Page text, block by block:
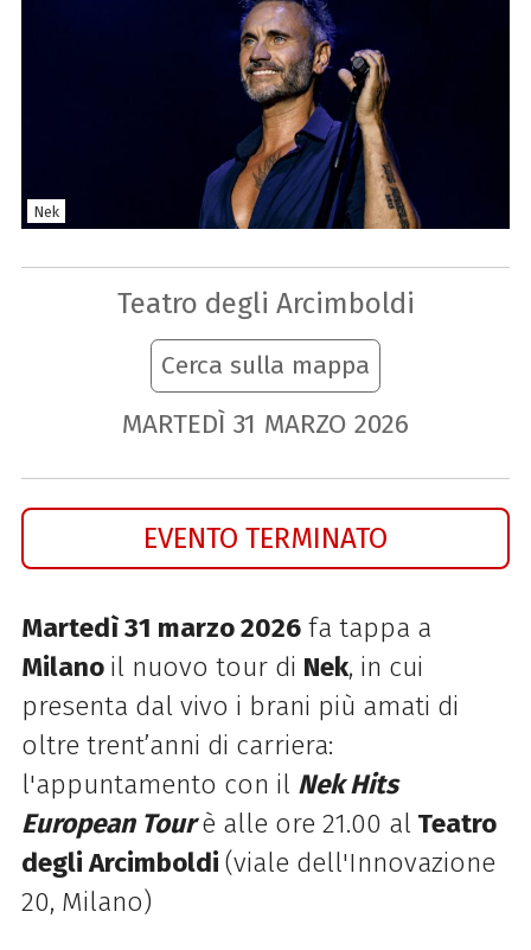
Nek
Teatro degli Arcimboldi
Cerca sulla mappa
MARTEDÌ 31 MARZO 2026
EVENTO TERMINATO
Martedì 31 marzo 2026fa tappa a
Milano il nuovo tour di Nek, in cui
presenta dal vivo i brani più amati di
oltre trent’anni di carriera:
l'appuntamento con il Nek Hits
European Tourè alle ore 21.00 al Teatro
degli Arcimboldi (viale dell'Innovazione
20, Milano)